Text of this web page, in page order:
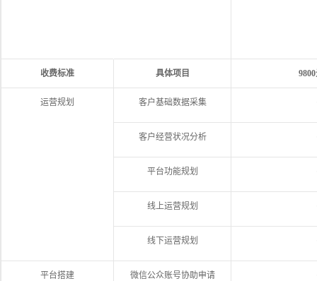
收费标准 具体项目
运营规划 客户基础数据采集
客户经营状况分析
平台功能规划
线上运营规划
线下运营规划
平台搭建 微信公众账号协助申请